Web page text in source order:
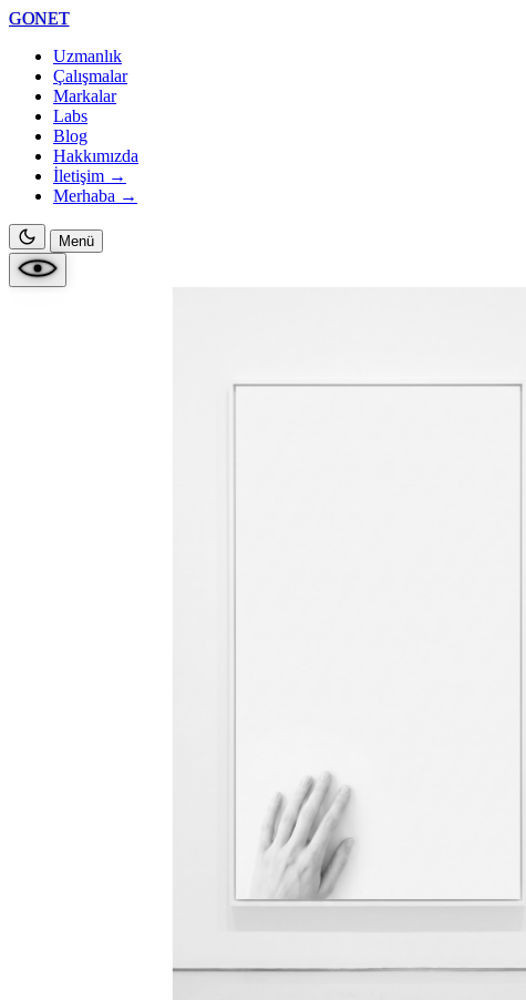
GONET
Uzmanlık
Çalışmalar
Markalar
Labs
Blog
Hakkımızda
İletişim →
Merhaba →
Menü